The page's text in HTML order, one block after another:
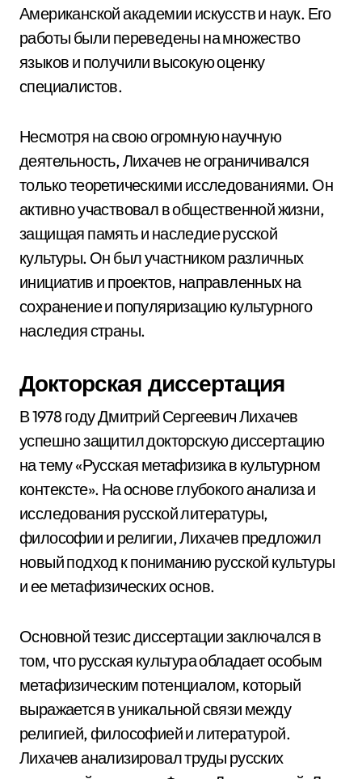
Американской академии искусств и наук. Его
работы были переведены на множество
языков и получили высокую оценку
специалистов.
Несмотря на свою огромную научную
деятельность, Лихачев не ограничивался
только теоретическими исследованиями. Он
активно участвовал в общественной жизни,
защищая память и наследие русской
культуры. Он был участником различных
инициатив и проектов, направленных на
сохранение и популяризацию культурного
наследия страны.
Докторская диссертация
В 1978 году Дмитрий Сергеевич Лихачев
успешно защитил докторскую диссертацию
на тему «Русская метафизика в культурном
контексте». На основе глубокого анализа и
исследования русской литературы,
философии и религии, Лихачев предложил
новый подход к пониманию русской культуры
и ее метафизических основ.
Основной тезис диссертации заключался в
том, что русская культура обладает особым
метафизическим потенциалом, который
выражается в уникальной связи между
религией, философией и литературой.
Лихачев анализировал труды русских